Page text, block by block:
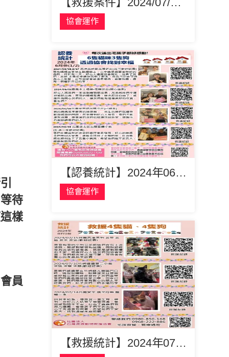
待
樣
員
協會運作
【認養統計】2024年06月份有6隻貓咪3隻狗透過協會找到幸福！恭喜你們！
協會運作
【救援統計】2024年07月救援4隻貓咪 4隻狗